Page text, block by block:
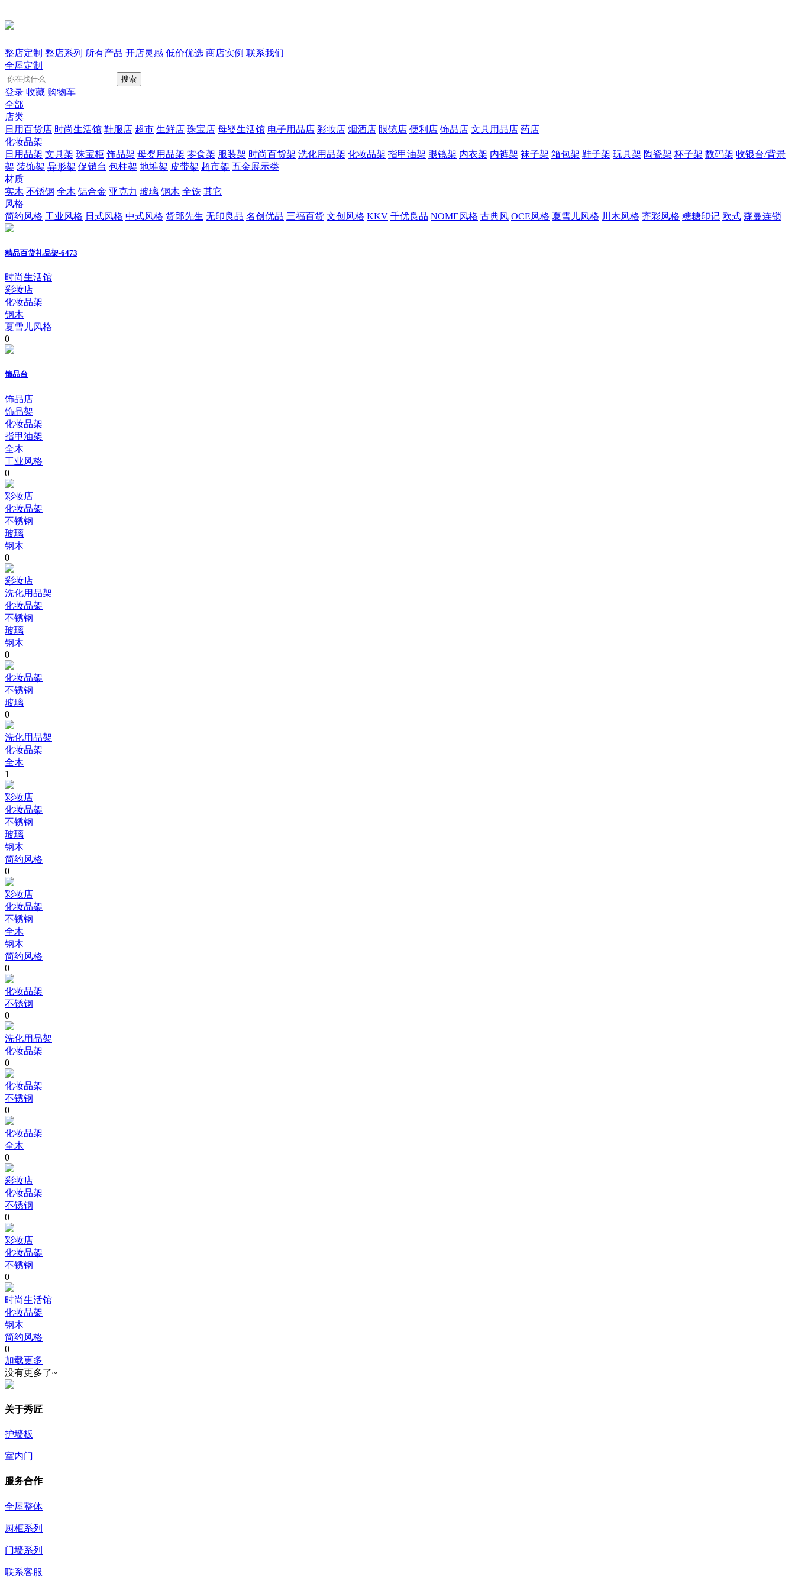
整店定制 整店系列 所有产品 开店灵感 低价优选 商店实例 联系我们
全屋定制
搜索
登录 收藏 购物车
全部
店类
日用百货店 时尚生活馆 鞋服店 超市 生鲜店 珠宝店 母婴生活馆 电子用品店 彩妆店 烟酒店 眼镜店 便利店 饰品店 文具用品店 药店
化妆品架
日用品架 文具架 珠宝柜 饰品架 母婴用品架 零食架 服装架 时尚百货架 洗化用品架 化妆品架 指甲油架 眼镜架 内衣架 内裤架 袜子架 箱包架 鞋子架 玩具架 陶瓷架 杯子架 数码架 收银台/背景
架 装饰架 异形架 促销台 包柱架 地堆架 皮带架 超市架 五金展示类
材质
实木 不锈钢 全木 铝合金 亚克力 玻璃 钢木 全铁 其它
风格
简约风格 工业风格 日式风格 中式风格 货郎先生 无印良品 名创优品 三福百货 文创风格 KKV 千优良品 NOME风格 古典风 OCE风格 夏雪儿风格 川木风格 齐彩风格 糖糖印记 欧式 森曼连锁
精品百货礼品架-6473
时尚生活馆
彩妆店
化妆品架
钢木
夏雪儿风格
0
饰品台
饰品店
饰品架
化妆品架
指甲油架
全木
工业风格
0
彩妆店
化妆品架
不锈钢
玻璃
钢木
0
彩妆店
洗化用品架
化妆品架
不锈钢
玻璃
钢木
0
化妆品架
不锈钢
玻璃
0
洗化用品架
化妆品架
全木
1
彩妆店
化妆品架
不锈钢
玻璃
钢木
简约风格
0
彩妆店
化妆品架
不锈钢
全木
钢木
简约风格
0
化妆品架
不锈钢
0
洗化用品架
化妆品架
0
化妆品架
不锈钢
0
化妆品架
全木
0
彩妆店
化妆品架
不锈钢
0
彩妆店
化妆品架
不锈钢
0
时尚生活馆
化妆品架
钢木
简约风格
0
加载更多
没有更多了~
关于秀匠
护墙板
室内门
服务合作
全屋整体
厨柜系列
门墙系列
联系客服